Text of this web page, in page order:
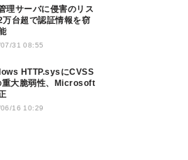
理サーバに侵害のリス
万台超で認証情報を窃
31 08:55
HTTP.sysにCVSS
重大脆弱性、Microsoft
16 10:29